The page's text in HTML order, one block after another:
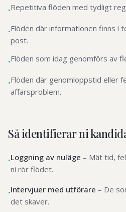
•Repetitiva flöden med tydligt
•Flöden där informationen finns i
post.
•Flöden som idag genomförs av
•Flöden där genomloppstid eller
affärsproblem.
Så identifierar ni
•Loggning av nuläge – Mät tid,
ni rör flödet.
•Intervjuer med utförare – De
det skaver.